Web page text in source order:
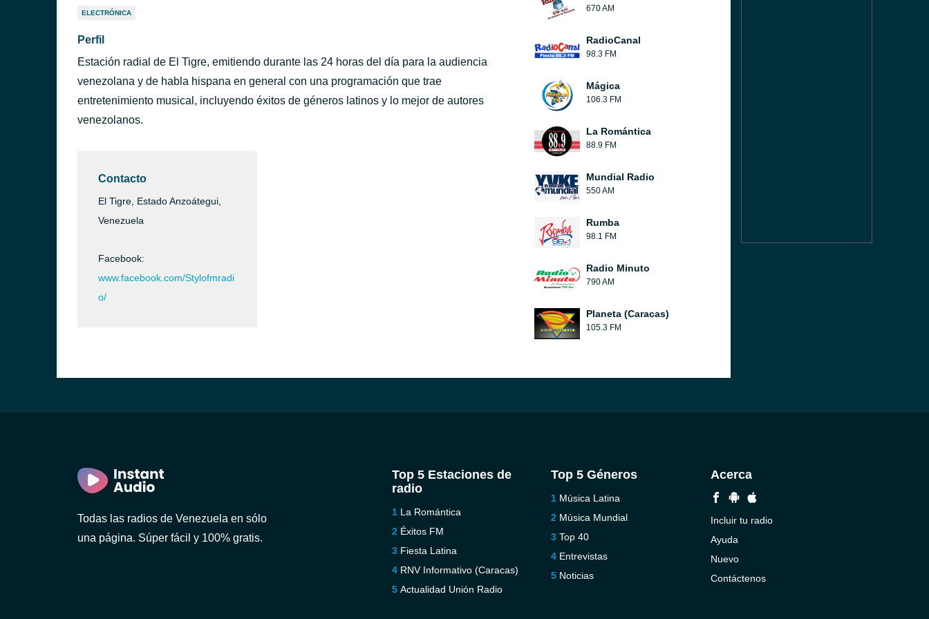
ELECTRÓNICA
Perfil
Estación radial de El Tigre, emitiendo durante las 24 horas del día para la audiencia
venezolana y de habla hispana en general con una programación que trae
entretenimiento musical, incluyendo éxitos de géneros latinos y lo mejor de autores
venezolanos.
Contacto
El Tigre, Estado Anzoátegui,
Venezuela
Facebook:
www.facebook.com/Stylofmradi
o/
670 AM
RadioCanal
98.3 FM
Mágica
106.3 FM
La Romántica
88.9 FM
Mundial Radio
550 AM
Rumba
98.1 FM
Radio Minuto
790 AM
Planeta (Caracas)
105.3 FM
Todas las radios de Venezuela en sólo
una página. Súper fácil y 100% gratis.
Top 5 Estaciones de
radio
La Romántica
Éxitos FM
Fiesta Latina
RNV Informativo (Caracas)
Actualidad Unión Radio
Top 5 Géneros
Música Latina
Música Mundial
Top 40
Entrevistas
Noticias
Acerca
Incluir tu radio
Ayuda
Nuevo
Contáctenos